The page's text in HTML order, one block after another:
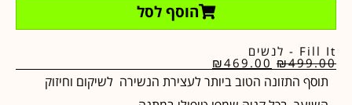
הוסף לסל
Fill It - לנשים
₪499.00
₪469.00
תוסף התזונה הטוב ביותר לעצירת הנשירה לשיקום וחיזוק